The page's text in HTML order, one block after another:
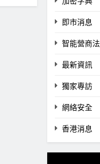
即市消息
智能營商法
最新資訊
獨家專訪
網絡安全
香港消息